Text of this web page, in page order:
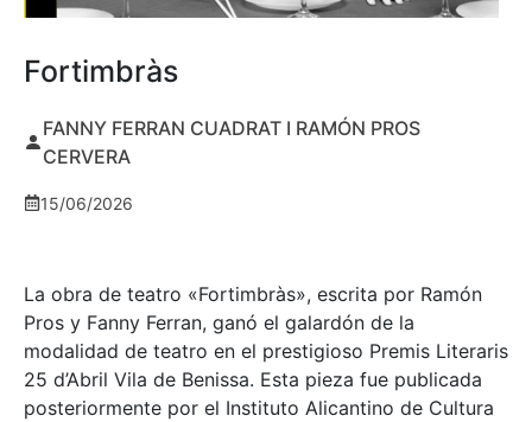
Fortimbràs
FANNY FERRAN CUADRAT I RAMÓN PROS
CERVERA
15/06/2026
La obra de teatro «Fortimbràs», escrita por Ramón
Pros y Fanny Ferran, ganó el galardón de la
modalidad de teatro en el prestigioso Premis Literaris
25 d’Abril Vila de Benissa. Esta pieza fue publicada
posteriormente por el Instituto Alicantino de Cultura